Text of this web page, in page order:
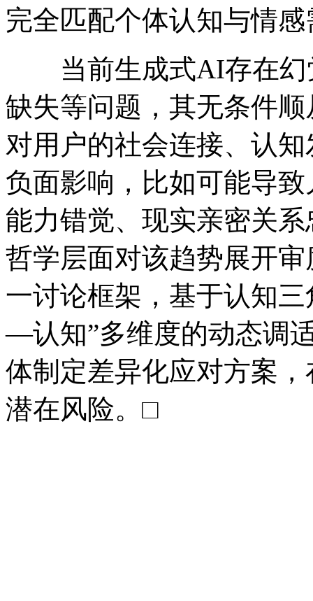
完全匹配个体认知与情
当前生成式AI存在幻
缺失等问题，其无条件
对用户的社会连接、认
负面影响，比如可能导
能力错觉、现实亲密关
哲学层面对该趋势展开
一讨论框架，基于认知
—认知”多维度的动态调
体制定差异化应对方案
潜在风险。□